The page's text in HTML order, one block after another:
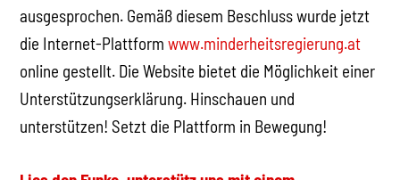
ausgesprochen. Gemäß diesem Beschluss wurde jetzt
die Internet-Plattformwww.minderheitsregierung.at
online gestellt. Die Website bietet die Möglichkeit einer
Unterstützungserklärung. Hinschauen und
unterstützen! Setzt die Plattform in Bewegung!